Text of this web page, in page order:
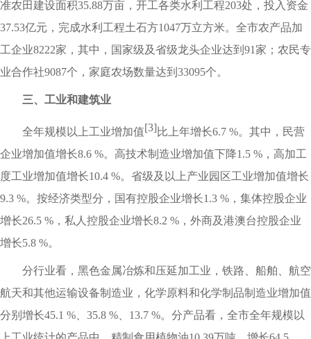
准农田建设面积35.88万亩，开工各类水利工程203处，投入资金
37.53亿元，完成水利工程土石方1047万立方米。全市农产品加
工企业8222家，其中，国家级及省级龙头企业达到91家；农民专
业合作社9087个，家庭农场数量达到33095个。
三、工业和建筑业
全年规模以上工业增加值[3]比上年增长6.7 %。其中，民营
企业增加值增长8.6 %。高技术制造业增加值下降1.5 %，高加工
度工业增加值增长10.4 %。省级及以上产业园区工业增加值增长
9.3 %。按经济类型分，国有控股企业增长1.3 %，集体控股企业
增长26.5 %，私人控股企业增长8.2 %，外商及港澳台控股企业
增长5.8 %。
分行业看，黑色金属冶炼和压延加工业，铁路、船舶、航空
航天和其他运输设备制造业，化学原料和化学制品制造业增加值
分别增长45.1 %、35.8 %、13.7 %。分产品看，全市全年规模以